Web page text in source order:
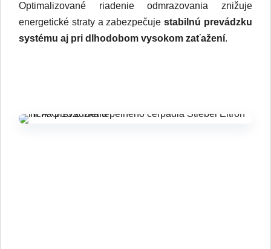
Optimalizované riadenie odmrazovania znižuje
energetické straty a zabezpečujestabilnú prevádzku
systému aj pri dlhodobom vysokom zaťažení.